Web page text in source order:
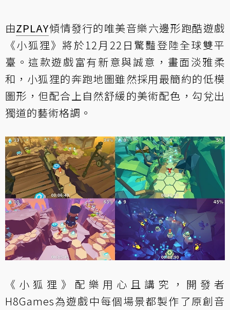
由ZPLAY傾情發行的唯美音樂六邊形跑酷遊戲
《小狐狸》將於12月22日驚豔登陸全球雙平
臺。這款遊戲富有新意與誠意，畫面淡雅柔
和，小狐狸的奔跑地圖雖然採用最簡約的低模
圖形，但配合上自然舒緩的美術配色，勾兌出
獨道的藝術格調。
《小狐狸》配樂用心且講究，開發者
H8Games為遊戲中每個場景都製作了原創音